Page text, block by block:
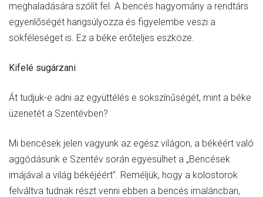
meghaladására szólít fel. A bencés hagyomány a rendtárs
egyenlőségét hangsúlyozza és figyelembe veszi a
sokféleséget is. Ez a béke erőteljes eszköze.
Kifelé sugárzani
Át tudjuk-e adni az együttélés e sokszínűségét, mint a béke
üzenetét a Szentévben?
Mi bencések jelen vagyunk az egész világon, a békéért való
aggódásunk e Szentév során egyesülhet a „Bencések
imájával a világ békéjéért”. Reméljük, hogy a kolostorok
felváltva tudnak részt venni ebben a bencés imaláncban,